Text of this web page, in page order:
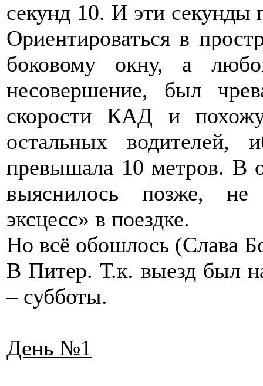
секунд 10. И эти секунды
Ориентироваться в
боковому окну, а
несовершение, был
скорости КАД и
остальных водителей,
превышала 10 метров. В
выяснилось позже, не
эксцесс» в поездке.
Но всё обошлось (Слава
В Питер. Т.к. выезд был
– субботы.
День №1